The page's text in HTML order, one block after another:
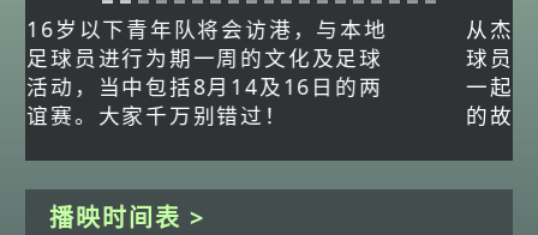
从杰志青年军到踏入中超赛场，香港足
球员颜卓彬一步步将兴趣转化为职业。
一起了解他毅然跳出舒适圈赴内地发展
的故事！
播映时间表 >